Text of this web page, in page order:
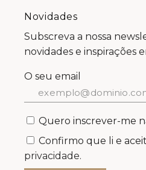
Novidades
Subscreva a nossa
novidades e inspirações
O seu email
Quero inscrever-me
Confirmo que li e
privacidade.